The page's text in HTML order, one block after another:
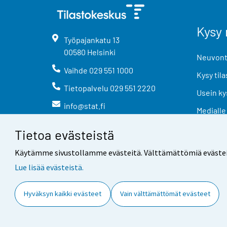
Tietoa evästeistä
Käytämme sivustollamme evästeitä. Välttämättömiä
Lue lisää evästeistä.
Hyväksyn kaikki evästeet Vain välttämättömät evästeet
Työpajankatu 13
00580 Helsinki
Vaihde 029 551 1000
Tietopalvelu 029 551 2220
info@stat.fi
Kysy
Usein
Medialle
Yhteystiedot Palaute